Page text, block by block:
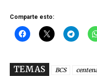
Comparte esto:
TEMAS BCS